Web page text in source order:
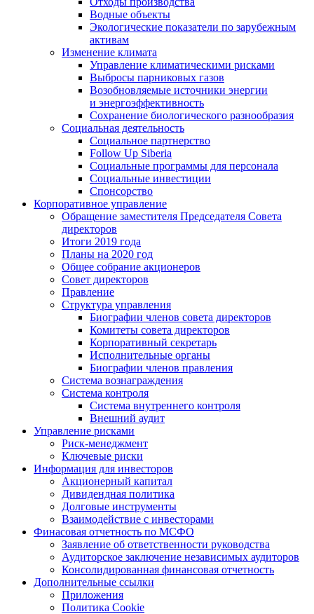
Водные объекты
Экологические показатели по зарубежным
активам
Изменение климата
Управление климатическими рисками
Выбросы парниковых газов
Возобновляемые источники энергии
и энергоэффективность
Сохранение биологического разнообразия
Социальная деятельность
Социальное партнерство
Follow Up Siberia
Социальные программы для персонала
Социальные инвестиции
Спонсорство
Корпоративное управление
Обращение заместителя Председателя Совета
директоров
Итоги 2019 года
Планы на 2020 год
Общее собрание акционеров
Совет директоров
Правление
Структура управления
Биографии членов совета директоров
Комитеты совета директоров
Корпоративный секретарь
Исполнительные органы
Биографии членов правления
Система вознаграждения
Система контроля
Система внутреннего контроля
Внешний аудит
Управление рисками
Риск-менеджмент
Ключевые риски
Информация для инвесторов
Акционерный капитал
Дивидендная политика
Долговые инструменты
Взаимодействие с инвеcторами
Финасовая отчетность по МСФО
Заявление об ответственности руководства
Аудиторское заключение независимых аудиторов
Консолидированная финансовая отчетность
Дополнительные ссылки
Приложения
Политика Cookie